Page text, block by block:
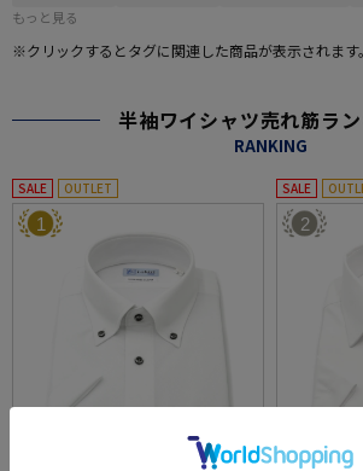
もっと見る
※クリックするとタグに関連した商品が表示されます。
半袖ワイシャツ売れ筋ラ
RANKING
SALE OUTLET
1
SALE
2